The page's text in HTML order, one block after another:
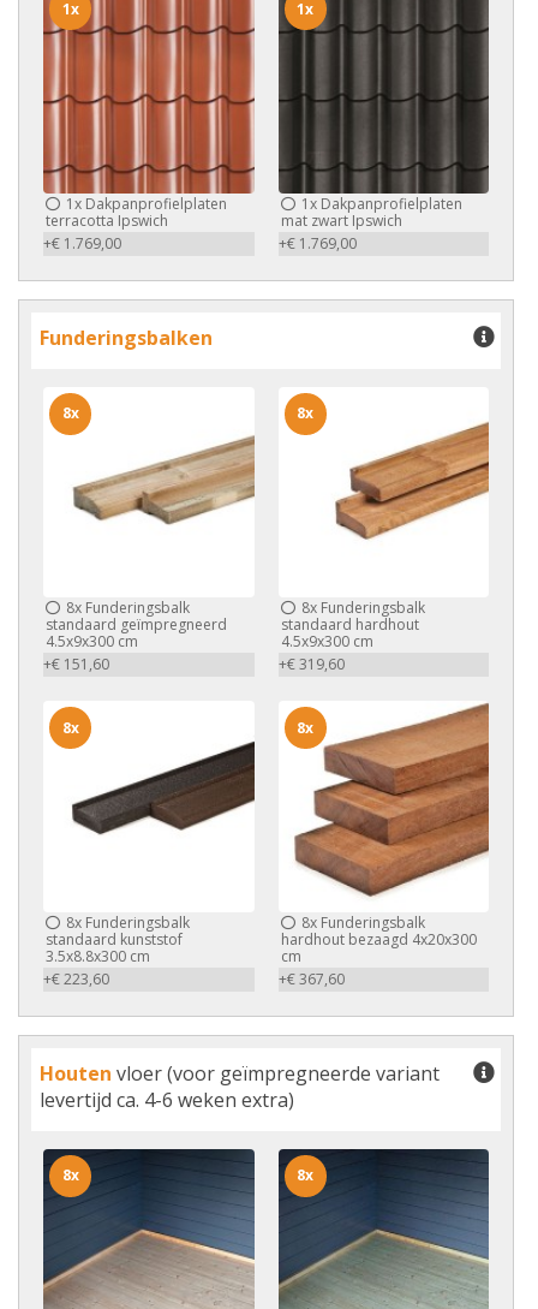
1x Dakpanprofielplaten
terracotta Ipswich
+€ 1.769,00
1x
1xDakpanprofielplaten
mat zwart Ipswich
+€ 1.769,00
1x
Funderingsbalken
8x Funderingsbalk
standaard geïmpregneerd
4.5x9x300 cm
+€ 151,60
8x
8xFunderingsbalk
standaard hardhout
4.5x9x300 cm
+€ 319,60
8x
8x Funderingsbalk
standaard kunststof
3.5x8.8x300 cm
+€ 223,60
8x
8xFunderingsbalk
hardhout bezaagd 4x20x300
cm
+€ 367,60
8x
Houten vloer (voor geïmpregneerde variant
levertijd ca. 4-6 weken extra)
8x 8x